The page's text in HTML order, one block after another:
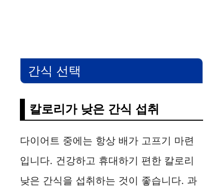
간식 선택
칼로리가 낮은 간식 섭취
다이어트 중에는 항상 배가 고프기 마련
입니다. 건강하고 휴대하기 편한 칼로리
낮은 간식을 섭취하는 것이 좋습니다. 과